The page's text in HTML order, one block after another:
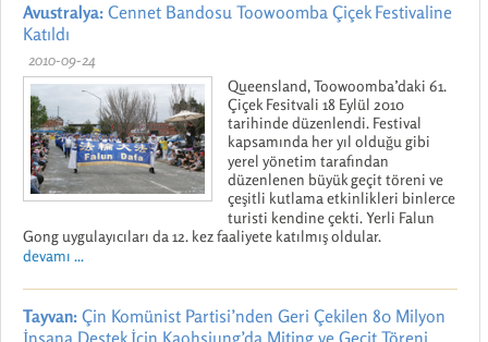
Avustralya: Cennet Bandosu Toowoomba Çiçek Festivaline
Katıldı
2010-09-24
Queensland, Toowoomba’daki 61.
Çiçek Fesitvali 18 Eylül 2010
tarihinde düzenlendi. Festival
kapsamında her yıl olduğu gibi
yerel yönetim tarafından
düzenlenen büyük geçit töreni ve
çeşitli kutlama etkinlikleri binlerce
turisti kendine çekti. Yerli Falun
Gong uygulayıcıları da 12. kez faaliyete katılmış oldular.
devamı ...
Tayvan: Çin Komünist Partisi’nden Geri Çekilen 80 Milyon